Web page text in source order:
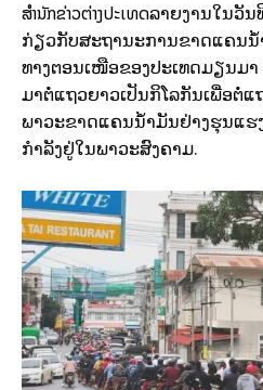
ສຳນັກຂ່າວຕ່າງປະເທດລາຍງານໃນວັ
ກ່ຽວກັບສະຖານະການຂາດແຄນ
ທາງຕອນເໜືອຂອງປະເທດມຽນມ
ມາຕໍ່ແຖວຍາວເປັນກິໂລກັນເພື່ອຕໍ່
ພາວະຂາດແຄນນ້ຳມັນຢ່າງຮຸນແຮ
ກຳລັງຢູ່ໃນພາວະສົງຄາມ.